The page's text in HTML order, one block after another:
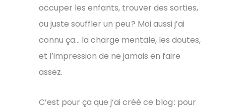
occuper les enfants, trouver des sorties,
ou juste souffler un peu ? Moi aussi j’ai
connu ça… la charge mentale, les doutes,
et l’impression de ne jamais en faire
assez.
C’est pour ça que j’ai créé ce blog : pour